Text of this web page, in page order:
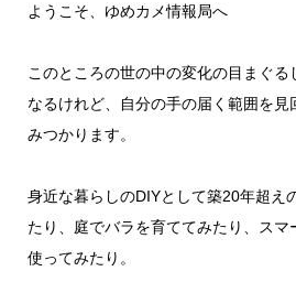
ようこそ、ゆめカメ情報局へ
このところの世の中の変化の目まぐる
なるけれど、自分の手の届く範囲を
みつかります。
身近な暮らしのDIYとして築20年超え
たり、庭でバラを育ててみたり、スマ
使ってみたり。